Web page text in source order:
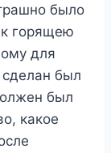
было
горящею
для
сделан был
был
какое